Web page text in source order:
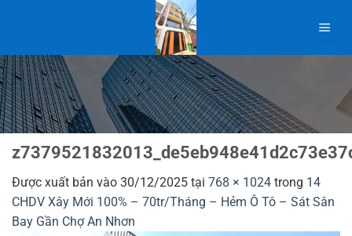
dung
Được xuất bản vào 30/12/2025 tại 768 × 1024 trong 14
CHDV Xây Mới 100% – 70tr/Tháng – Hẻm Ô Tô – Sát Sân
Bay Gần Chợ An Nhơn